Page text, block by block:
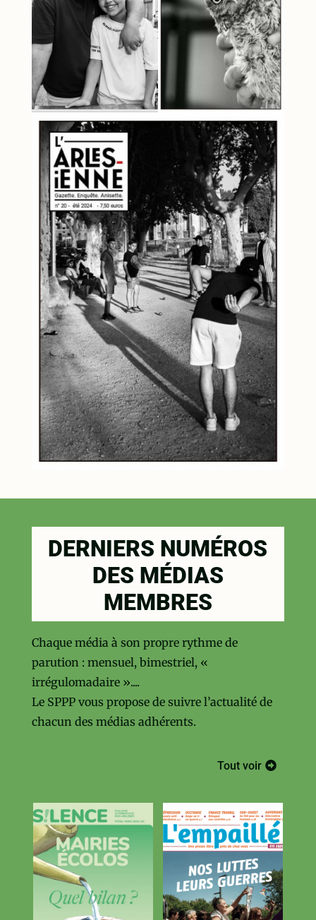
DERNIERS NUMÉROS
DES MÉDIAS
MEMBRES
Chaque média à son propre rythme de
parution : mensuel, bimestriel, «
irrégulomadaire »....
Le SPPP vous propose de suivre l’actualité de
chacun des médias adhérents.
Tout voir